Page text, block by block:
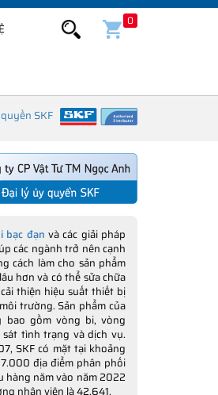
0
SKF
bạc đạn và các giải pháp
các ngành trở nên cạnh
cách làm cho sản phẩm
hơn và có thể sửa chữa
thiện hiệu suất thiết bị
trường. Sản phẩm của
bao gồm vòng bi, vòng
tình trạng và dịch vụ.
SKF có mặt tại khoảng
địa điểm phân phối
năm vào năm 2022
nhân viên là 42,641.